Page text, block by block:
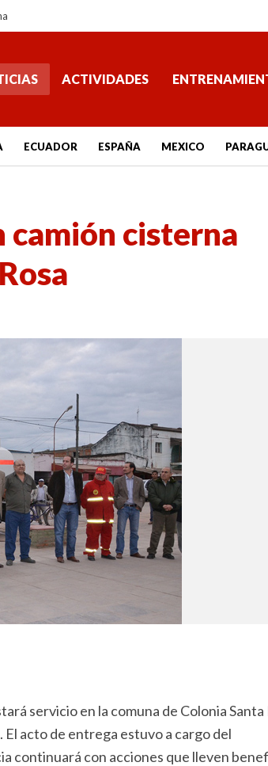
ACTIVIDADES
ECUADOR ESPAÑA MEXICO
camión cisterna
servicio en la comuna de Colonia Santa
acto de entrega estuvo a cargo del
continuará con acciones que lleven